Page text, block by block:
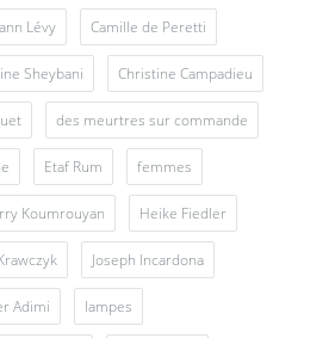
Lévy Camille de Peretti
Sheybani Christine Campadieu
des meurtres sur commande
Etaf Rum femmes
Koumrouyan Heike Fiedler
Joseph Incardona
Adimi lampes